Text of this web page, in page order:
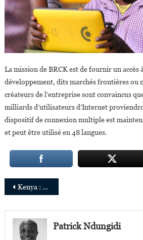
La mission de BRCK est de fournir un accès
développement, dits marchés frontières ou
créateurs de l’entreprise sont convaincus
milliards d’utilisateurs d’Internet
dispositif de connexion multiple est
et peut être utilisé en 48 langues.
Navigation
de
l’article
Kenya : Peter Ndegwa, nouveau CEO de Safaricom
Patrick Ndungidi